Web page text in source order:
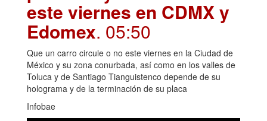
este viernes en CDMX y
Edomex. 05:50
Que un carro circule o no este viernes en la Ciudad de
México y su zona conurbada, así como en los valles de
Toluca y de Santiago Tianguistenco depende de su
holograma y de la terminación de su placa
Infobae